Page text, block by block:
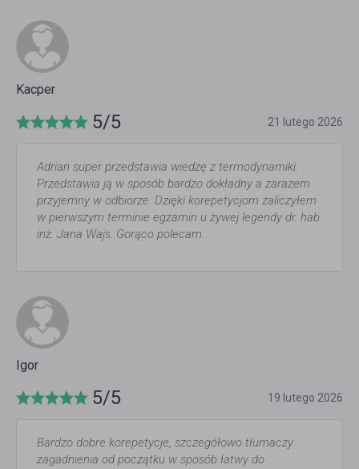
Kacper
5/5 21 lutego 2026
Adrian super przedstawia wiedzę z termodynamiki.
Przedstawia ją w sposób bardzo dokładny a zarazem
przyjemny w odbiorze. Dzięki korepetycjom zaliczyłem
w pierwszym terminie egzamin u żywej legendy dr. hab.
inż. Jana Wajs. Gorąco polecam.
Igor
5/5 19 lutego 2026
Bardzo dobre korepetycje, szczegółowo tłumaczy
zagadnienia od początku w sposób łatwy do